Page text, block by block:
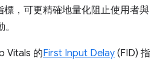
標，可更精確地量化阻止使用者與
Vitals 的First Input Delay (FID) 指